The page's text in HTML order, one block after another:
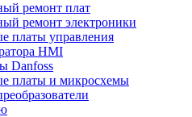
ремонт плат
ремонт электроники
платы управления
HMI
Danfoss
платы и микросхемы